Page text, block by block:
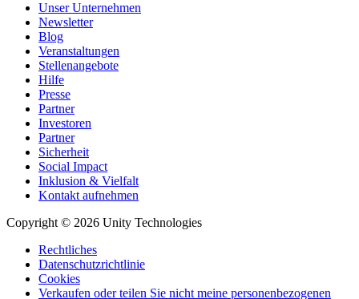
Unser Unternehmen
Newsletter
Blog
Veranstaltungen
Stellenangebote
Hilfe
Presse
Partner
Investoren
Partner
Sicherheit
Social Impact
Inklusion & Vielfalt
Kontakt aufnehmen
Copyright © 2026 Unity Technologies
Rechtliches
Datenschutzrichtlinie
Cookies
Verkaufen oder teilen Sie nicht meine personenbezogenen